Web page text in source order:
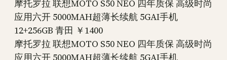
摩托罗拉 联想MOTO S50 NEO 四年质保 高级时尚
应用六开 5000MAH超薄长续航 5GAI手机
12+256GB 青田 ￥1400
摩托罗拉 联想MOTO S50 NEO 四年质保 高级时尚
应用六开 5000MAH超薄长续航 5GAI手机